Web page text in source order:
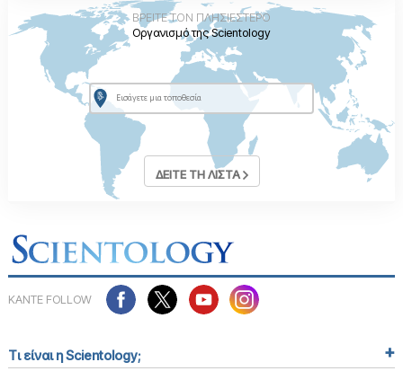
ΒΡΕΙΤΕ ΤΟΝ ΠΛΗΣΙΕΣΤΕΡΟ
Οργανισμό της Scientology
ΔΕΙΤΕ ΤΗ ΛΙΣΤΑ
ΚΑΝΤΕ FOLLOW
Τι είναι η Scientology;